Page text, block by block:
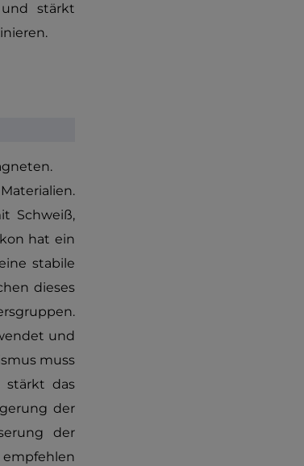
stärkt
Schweiß,
hat ein
stabile
dieses
und
muss
stärkt das
der
der